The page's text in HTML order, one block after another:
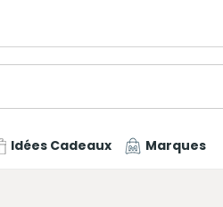
Idées Cadeaux Marques